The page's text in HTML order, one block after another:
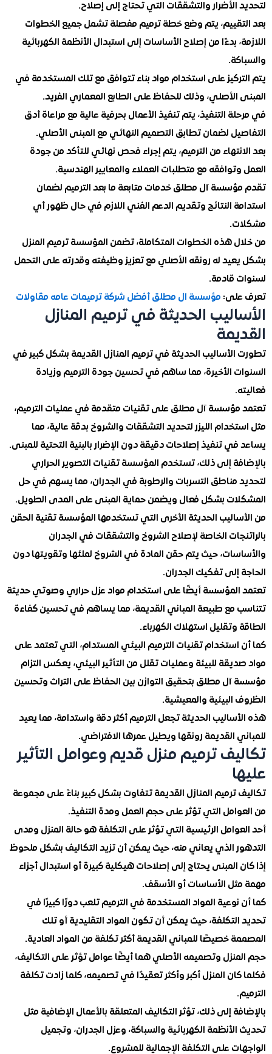
الأضرار والتشققات التي تحتاج إلى إصلاح.
يتم وضع خطة ترميم مفصلة تشمل جميع الخطوات
بدءًا من إصلاح الأساسات إلى استبدال الأنظمة الكهربائية
على استخدام مواد بناء تتوافق مع تلك المستخدمة في
الأصلي، وذلك للحفاظ على الطابع المعماري الفريد.
التنفيذ، يتم تنفيذ الأعمال بحرفية عالية مع مراعاة أدق
لضمان تطابق التصميم النهائي مع المبنى الأصلي.
من الترميم، يتم إجراء فحص نهائي للتأكد من جودة
مع متطلبات العملاء والمعايير الهندسية.
آل مطلق خدمات متابعة ما بعد الترميم لضمان
النتائج وتقديم الدعم الفني اللازم في حال ظهور أي
هذه الخطوات المتكاملة، تضمن المؤسسة ترميم المنزل
له رونقه الأصلي مع تعزيز وظيفته وقدرته على التحمل
قادمة.
مؤسسة ال مطلق أفضل شركة ترميمات عامه مقاولات
الحديثة في ترميم المنازل
الحديثة في ترميم المنازل القديمة بشكل كبير في
الأخيرة، مما ساهم في تحسين جودة الترميم وزيادة
آل مطلق على تقنيات متقدمة في عمليات الترميم،
الليزر لتحديد التشققات والشروخ بدقة عالية، مما
تنفيذ إصلاحات دقيقة دون الإضرار بالبنية التحتية للمبنى.
إلى ذلك، تستخدم المؤسسة تقنيات التصوير الحراري
مناطق التسربات والرطوبة في الجدران، مما يسهم في حل
بشكل فعال ويضمن حماية المبنى على المدى الطويل.
الحديثة الأخرى التي تستخدمها المؤسسة تقنية الحقن
الخاصة لإصلاح الشروخ والتشققات في الجدران
حيث يتم حقن المادة في الشروخ لملئها وتقويتها دون
إلى تفكيك الجدران.
المؤسسة أيضًا على استخدام مواد عزل حراري وصوتي حديثة
مع طبيعة المباني القديمة، مما يساهم في تحسين كفاءة
وتقليل استهلاك الكهرباء.
تقنيات الترميم البيئي المستدام، التي تعتمد على
للبيئة وعمليات تقلل من التأثير البيئي، يعكس التزام
مطلق بتحقيق التوازن بين الحفاظ على التراث وتحسين
البيئية والمعيشية.
الحديثة تجعل الترميم أكثر دقة واستدامة، مما يعيد
القديمة رونقها ويطيل عمرها الافتراضي.
ترميم منزل قديم وعوامل التأثير
ترميم المنازل القديمة تتفاوت بشكل كبير بناءً على مجموعة
التي تؤثر على حجم العمل ومدة التنفيذ.
الرئيسية التي تؤثر على التكلفة هو حالة المنزل ومدى
الذي يعاني منه، حيث يمكن أن تزيد التكاليف بشكل ملحوظ
المبنى يحتاج إلى إصلاحات هيكلية كبيرة أو استبدال أجزاء
الأساسات أو الأسقف.
المواد المستخدمة في الترميم تلعب دورًا كبيرًا في
حيث يمكن أن تكون المواد التقليدية أو تلك
خصيصًا للمباني القديمة أكثر تكلفة من المواد العادية.
وتصميمه الأصلي هما أيضًا عوامل تؤثر على التكاليف،
المنزل أكبر وأكثر تعقيدًا في تصميمه، كلما زادت تكلفة
إلى ذلك، تؤثر التكاليف المتعلقة بالأعمال الإضافية مثل
الكهربائية والسباكة، وعزل الجدران، وتجميل
على التكلفة الإجمالية للمشروع.